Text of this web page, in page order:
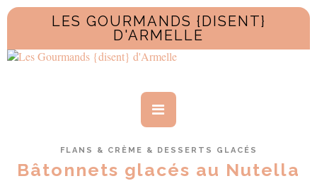
LES GOURMANDS {DISENT}
D'ARMELLE
FLANS & CRÈME & DESSERTS GLACÉS
Bâtonnets glacés au Nutella